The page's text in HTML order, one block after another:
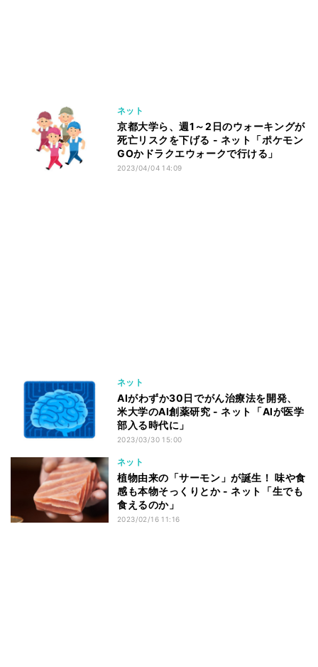
ネット
京都大学ら、週1～2日のウォーキングが
死亡リスクを下げる - ネット「ポケモン
GOかドラクエウォークで行ける」
2023/04/04 14:09
ネット
AIがわずか30日でがん治療法を開発、
米大学のAI創薬研究 - ネット「AIが医学
部入る時代に」
2023/03/30 15:00
ネット
植物由来の「サーモン」が誕生！ 味や食
感も本物そっくりとか - ネット「生でも
食えるのか」
2023/02/16 11:16